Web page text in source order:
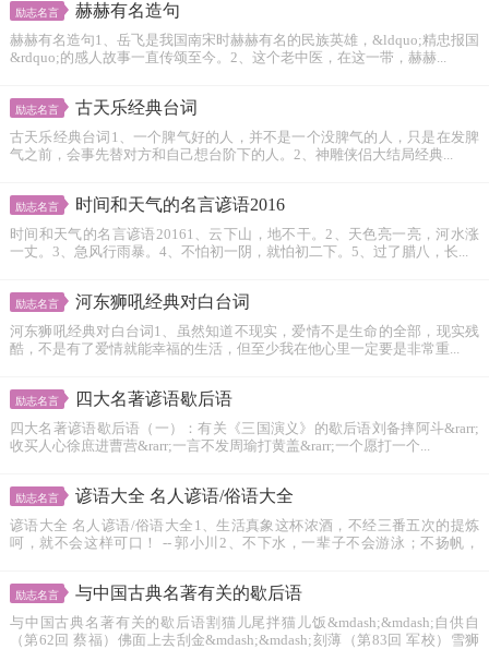
励志名言 赫赫有名造句
赫赫有名造句1、岳飞是我国南宋时赫赫有名的民族英雄，&ldquo;精忠报国
&rdquo;的感人故事一直传颂至今。2、这个老中医，在这一带，赫赫...
励志名言 古天乐经典台词
古天乐经典台词1、一个脾气好的人，并不是一个没脾气的人，只是在发脾
气之前，会事先替对方和自己想台阶下的人。2、神雕侠侣大结局经典...
励志名言 时间和天气的名言谚语2016
时间和天气的名言谚语20161、云下山，地不干。2、天色亮一亮，河水涨
一丈。3、急风行雨暴。4、不怕初一阴，就怕初二下。5、过了腊八，长...
励志名言 河东狮吼经典对白台词
河东狮吼经典对白台词1、虽然知道不现实，爱情不是生命的全部，现实残
酷，不是有了爱情就能幸福的生活，但至少我在他心里一定要是非常重...
励志名言 四大名著谚语歇后语
四大名著谚语歇后语（一）：有关《三国演义》的歇后语刘备摔阿斗&rarr;
收买人心徐庶进曹营&rarr;一言不发周瑜打黄盖&rarr;一个愿打一个...
励志名言 谚语大全 名人谚语/俗语大全
谚语大全 名人谚语/俗语大全1、生活真象这杯浓酒，不经三番五次的提炼
呵，就不会这样可口！ -- 郭小川2、不下水，一辈子不会游泳；不扬帆，
励志名言 与中国古典名著有关的歇后语
与中国古典名著有关的歇后语割猫儿尾拌猫儿饭&mdash;&mdash;自供自
（第62回 蔡福）佛面上去刮金&mdash;&mdash;刻薄（第83回 军校）雪狮